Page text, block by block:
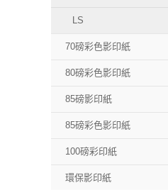
LS
70磅彩色影印紙
80磅彩色影印紙
85磅影印紙
85磅彩色影印紙
100磅彩印紙
環保影印紙